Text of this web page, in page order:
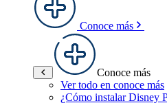
Conoce más
Conoce más
Ver todo en conoce más
¿Cómo instalar Disney